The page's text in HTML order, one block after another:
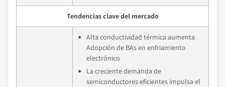
Tendencias clave del mercado
Alta conductividad térmica aumenta
Adopción de BAs en enfriamiento
electrónico
La creciente demanda de
semiconductores eficientes impulsa el